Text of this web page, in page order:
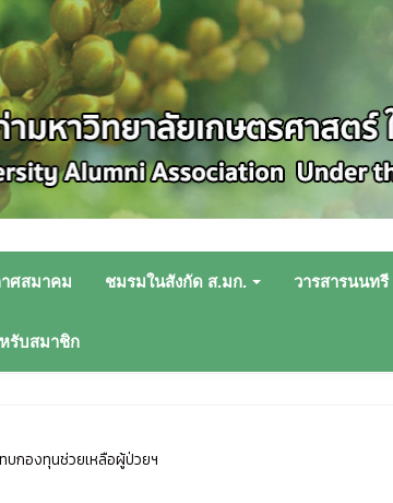
ศสมาคม ชมรมในสังกัด ส.มก. วารสารนนทรี
รับสมาชิก
บกองทุนช่วยเหลือผู้ป่วยฯ